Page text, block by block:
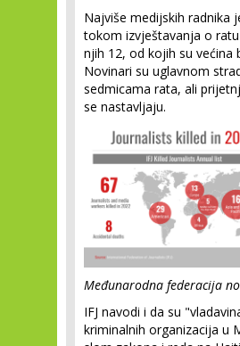
Najviše medijskih radnika
tokom izvještavanja o
njih 12, od kojih su većina
Novinari su uglavnom
sedmicama rata, ali
se nastavljaju.
Međunarodna federacija
IFJ navodi i da su
kriminalnih organizacija u